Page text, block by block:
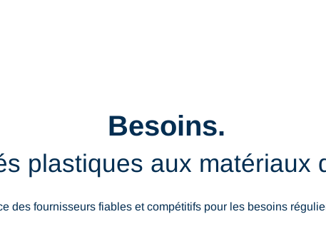
Besoins.
plastiques aux matériaux
des fournisseurs fiables et compétitifs pour les besoins